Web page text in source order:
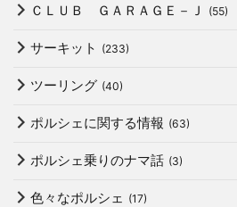
ＣＬＵＢ ＧＡＲＡＧＥ－Ｊ (55)
サーキット (233)
ツーリング (40)
ポルシェに関する情報 (63)
ポルシェ乗りのナマ話 (3)
色々なポルシェ (17)